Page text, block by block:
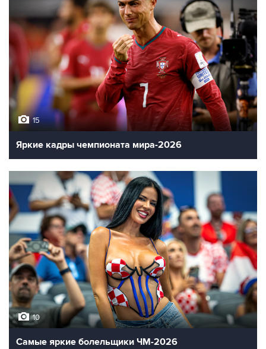
15
Яркие кадры чемпионата мира-2026
10
Самые яркие болельщики ЧМ-2026